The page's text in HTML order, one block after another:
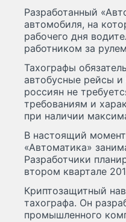
Разработанный
автомобиля, на
рабочего дня
работником за
Тахографы
автобусные рейсы и
россиян не
требованиям и
при наличии
В настоящий
«Автоматика»
Разработчики
втором квартале
Криптозащитный
тахографа. Он
промышленного